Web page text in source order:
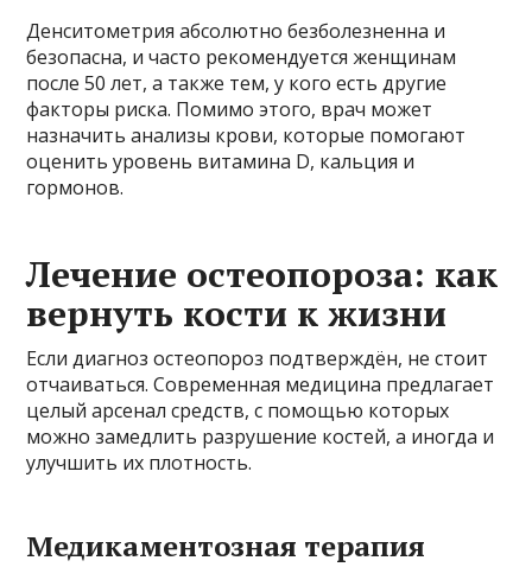
Денситометрия абсолютно безболезненна и
безопасна, и часто рекомендуется женщинам
после 50 лет, а также тем, у кого есть другие
факторы риска. Помимо этого, врач может
назначить анализы крови, которые помогают
оценить уровень витамина D, кальция и
гормонов.
Лечение остеопороза: как
вернуть кости к жизни
Если диагноз остеопороз подтверждён, не стоит
отчаиваться. Современная медицина предлагает
целый арсенал средств, с помощью которых
можно замедлить разрушение костей, а иногда и
улучшить их плотность.
Медикаментозная терапия